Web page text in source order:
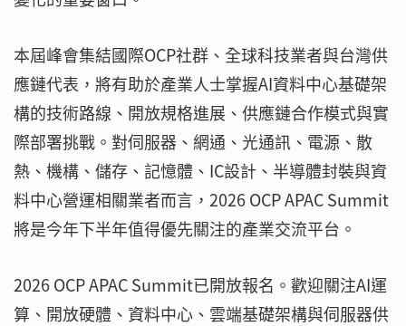
本屆峰會集結國際OCP社群、全球科技業者與台灣供
應鏈代表，將有助於產業人士掌握AI資料中心基礎架
構的技術路線、開放規格進展、供應鏈合作模式與實
際部署挑戰。對伺服器、網通、光通訊、電源、散
熱、機構、儲存、記憶體、IC設計、半導體封裝與資
料中心營運相關業者而言，2026 OCP APAC Summit
將是今年下半年值得優先關注的產業交流平台。
2026 OCP APAC Summit已開放報名。歡迎關注AI運
算、開放硬體、資料中心、雲端基礎架構與伺服器供